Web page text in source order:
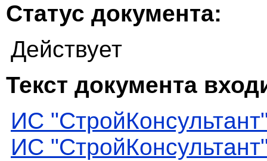
Статус документа:
Действует
Текст документа
ИС
ИС